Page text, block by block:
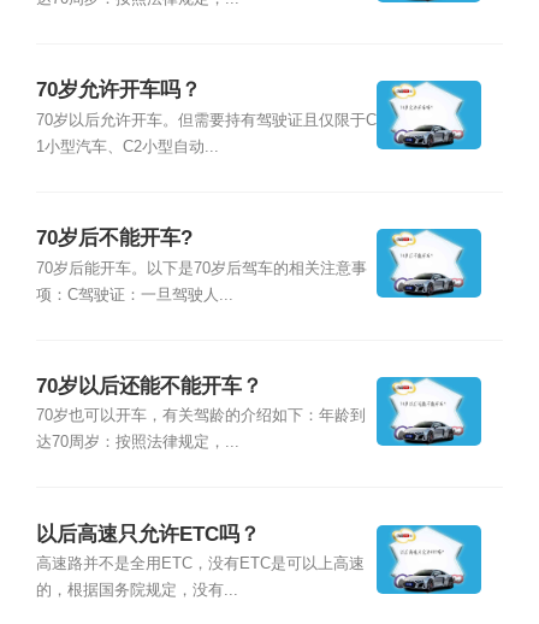
70岁允许开车吗？
70岁以后允许开车。但需要持有驾驶证且仅限于C
1小型汽车、C2小型自动...
70岁后不能开车?
70岁后能开车。以下是70岁后驾车的相关注意事
项：C驾驶证：一旦驾驶人...
70岁以后还能不能开车？
70岁也可以开车，有关驾龄的介绍如下：年龄到
达70周岁：按照法律规定，...
以后高速只允许ETC吗？
高速路并不是全用ETC，没有ETC是可以上高速
的，根据国务院规定，没有...